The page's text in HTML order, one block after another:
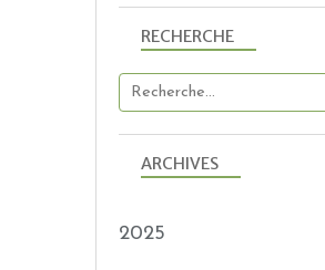
RECHERCHE
ARCHIVES
2025